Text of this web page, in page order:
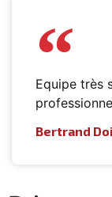
Equipe très
Bertrand